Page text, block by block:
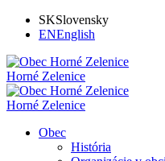
SKSlovensky
ENEnglish
Horné Zelenice
Horné Zelenice
Obec
História